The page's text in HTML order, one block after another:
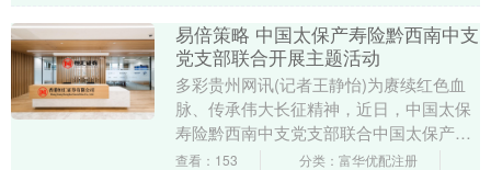
易倍策略 中国太保产寿险黔西南中支
党支部联合开展主题活动
多彩贵州网讯(记者王静怡)为赓续红色血
脉、传承伟大长征精神，近日，中国太保
寿险黔西南中支党支部联合中国太保产险
黔西南中支党支部、黔西南义龙浦发村镇
查看：153 分类：富华优配注册